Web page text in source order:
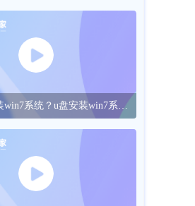
怎样用u盘安装win7系统？u盘安装win7系统的操作方法